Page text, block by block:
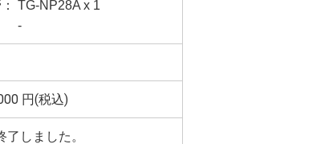
TG-NP28A x 1
円(税込)
しました。